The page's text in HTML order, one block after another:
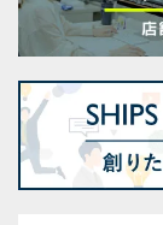
小物
アクセサリー
ヘアアクセサリー
アンダーウェア